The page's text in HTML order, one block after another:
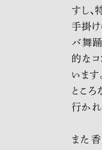
すし、
手掛け
バ舞
的なコ
います
ところ
行かれ
また